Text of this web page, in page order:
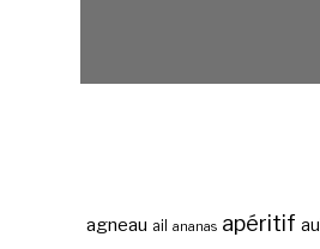
agneau ail ananas apéritif